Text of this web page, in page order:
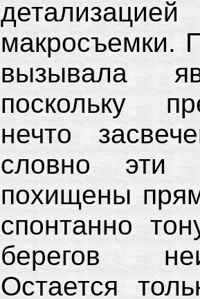
макросъемки.
вызывала
поскольку
нечто
словно эти
похищены
спонтанно
берегов
Остается